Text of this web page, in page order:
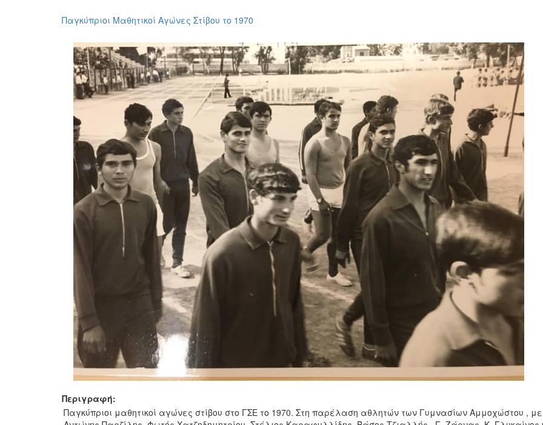
Γεωργίου
Αθλητική
προσωπικότητα
της
Αμμοχώστου
Παγκύπριοι Μαθητικοί Αγώνες Στίβου το 1970
Περιγραφή:
Παγκύπριοι μαθητικοί αγώνες στίβου στο ΓΣΕ το 1970. Στη παρέλαση αθλητών των Γυμνασίων Αμμοχώστου ,